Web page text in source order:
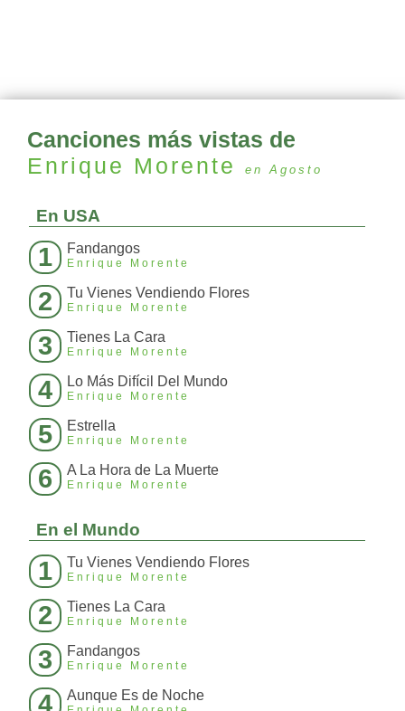
Canciones más vistas de
Enrique Morente
en Agosto
En USA
1 Fandangos
Enrique Morente
2 Tu Vienes Vendiendo Flores
Enrique Morente
3 Tienes La Cara
Enrique Morente
4 Lo Más Difícil Del Mundo
Enrique Morente
5 Estrella
Enrique Morente
6 A La Hora de La Muerte
Enrique Morente
En el Mundo
1 Tu Vienes Vendiendo Flores
Enrique Morente
2 Tienes La Cara
Enrique Morente
3 Fandangos
Enrique Morente
4 Aunque Es de Noche